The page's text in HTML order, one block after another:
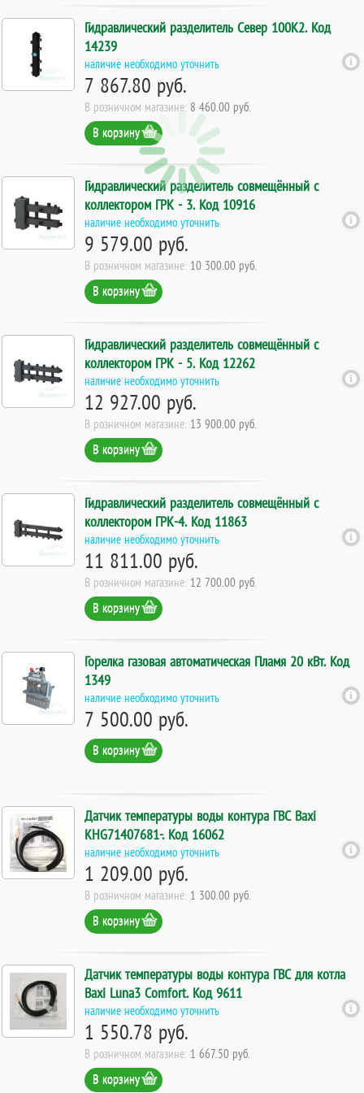
Гидравлический разделитель Север 100К2. Код
14239
наличие необходимо уточнить
7 867.80 руб.
В розничном магазине: 8 460.00 руб.
В корзину
Гидравлический разделитель совмещённый с
коллектором ГРК - 3. Код 10916
наличие необходимо уточнить
9 579.00 руб.
В розничном магазине: 10 300.00 руб.
В корзину
Гидравлический разделитель совмещённый с
коллектором ГРК - 5. Код 12262
наличие необходимо уточнить
12 927.00 руб.
В розничном магазине: 13 900.00 руб.
В корзину
Гидравлический разделитель совмещённый с
коллектором ГРК-4. Код 11863
наличие необходимо уточнить
11 811.00 руб.
В розничном магазине: 12 700.00 руб.
В корзину
Горелка газовая автоматическая Пламя 20 кВт. Код
1349
наличие необходимо уточнить
7 500.00 руб.
В корзину
Датчик температуры воды контура ГВС Baxi
KHG71407681-. Код 16062
наличие необходимо уточнить
1 209.00 руб.
В розничном магазине: 1 300.00 руб.
В корзину
Датчик температуры воды контура ГВС для котла
Baxi Luna3 Comfort. Код 9611
наличие необходимо уточнить
1 550.78 руб.
В розничном магазине: 1 667.50 руб.
В корзину